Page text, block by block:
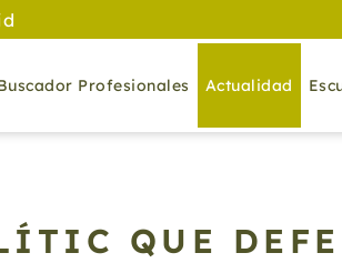
Profesionales Actualidad
QUE